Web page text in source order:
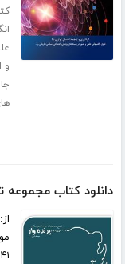
و
دانلود کتاب مجموعه
از:
۴۱ صفحه